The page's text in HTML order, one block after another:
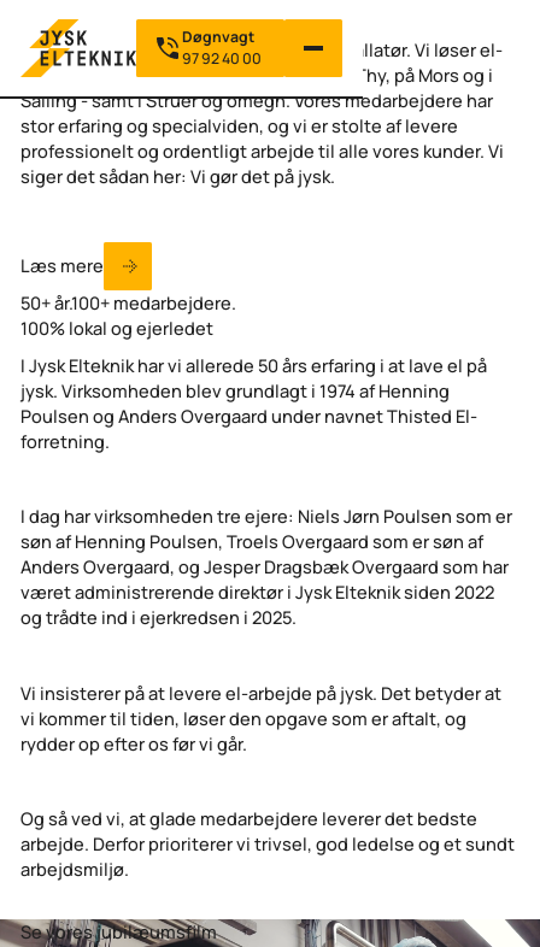
Døgnvagt
97 92 40 00
Telefon Døgnvagt
Jysk Elteknik er områdets største el-installatør. Vi løser el-
opgaver for erhverv, industri og private i Thy, på Mors og i
Salling - samt i Struer og omegn. Vores medarbejdere har
stor erfaring og specialviden, og vi er stolte af levere
professionelt og ordentligt arbejde til alle vores kunder. Vi
siger det sådan her: Vi gør det på jysk.
Læs mere
Læs mere
50+ år.100+ medarbejdere.
100% lokal og ejerledet
I Jysk Elteknik har vi allerede 50 års erfaring i at lave el på
jysk. Virksomheden blev grundlagt i 1974 af Henning
Poulsen og Anders Overgaard under navnet Thisted El-
forretning.
I dag har virksomheden tre ejere: Niels Jørn Poulsen som er
søn af Henning Poulsen, Troels Overgaard som er søn af
Anders Overgaard, og Jesper Dragsbæk Overgaard som har
været administrerende direktør i Jysk Elteknik siden 2022
og trådte ind i ejerkredsen i 2025.
Vi insisterer på at levere el-arbejde på jysk. Det betyder at
vi kommer til tiden, løser den opgave som er aftalt, og
rydder op efter os før vi går.
Og så ved vi, at glade medarbejdere leverer det bedste
arbejde. Derfor prioriterer vi trivsel, god ledelse og et sundt
arbejdsmiljø.
Se vores jubilæumsfilm